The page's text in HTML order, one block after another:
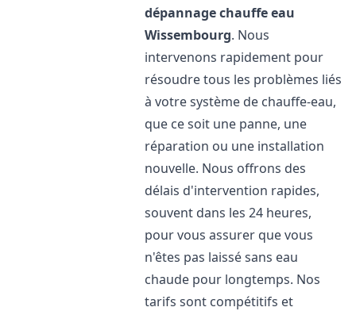
dépannage chauffe eau
Wissembourg. Nous
intervenons rapidement pour
résoudre tous les problèmes liés
à votre système de chauffe-eau,
que ce soit une panne, une
réparation ou une installation
nouvelle. Nous offrons des
délais d'intervention rapides,
souvent dans les 24 heures,
pour vous assurer que vous
n'êtes pas laissé sans eau
chaude pour longtemps. Nos
tarifs sont compétitifs et